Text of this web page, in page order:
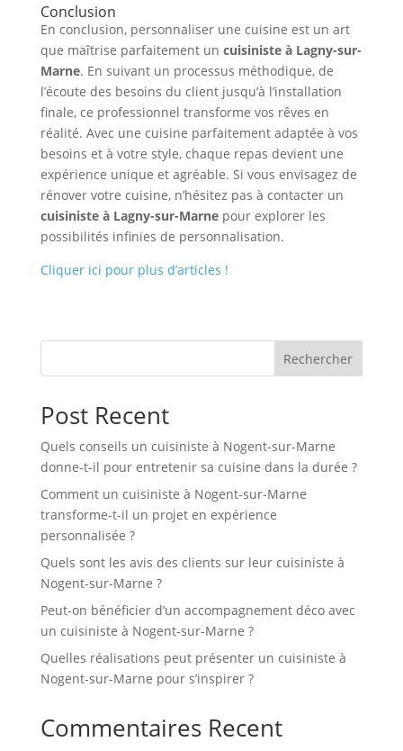
Conclusion
En conclusion, personnaliser une cuisine est un art
que maîtrise parfaitement un cuisiniste à Lagny-sur-
Marne. En suivant un processus méthodique, de
l’écoute des besoins du client jusqu’à l’installation
finale, ce professionnel transforme vos rêves en
réalité. Avec une cuisine parfaitement adaptée à vos
besoins et à votre style, chaque repas devient une
expérience unique et agréable. Si vous envisagez de
rénover votre cuisine, n’hésitez pas à contacter un
cuisiniste à Lagny-sur-Marnepour explorer les
possibilités infinies de personnalisation.
Cliquer ici pour plus d’articles !
Rechercher
Post Recent
Quels conseils un cuisiniste à Nogent-sur-Marne
donne-t-il pour entretenir sa cuisine dans la durée ?
Comment un cuisiniste à Nogent-sur-Marne
transforme-t-il un projet en expérience
personnalisée ?
Quels sont les avis des clients sur leur cuisiniste à
Nogent-sur-Marne ?
Peut-on bénéficier d’un accompagnement déco avec
un cuisiniste à Nogent-sur-Marne ?
Quelles réalisations peut présenter un cuisiniste à
Nogent-sur-Marne pour s’inspirer ?
Commentaires Recent